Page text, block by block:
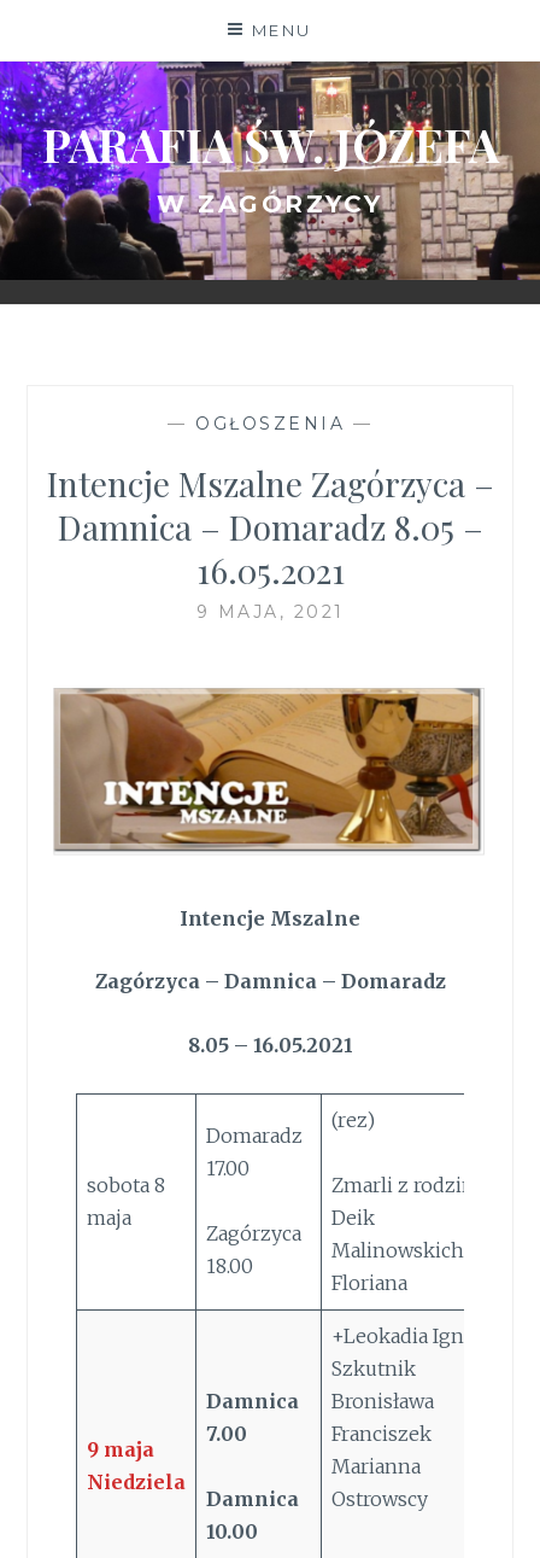
content
MENU
PARAFIA ŚW. JÓZEFA
W ZAGÓRZYCY
— OGŁOSZENIA —
Intencje Mszalne Zagórzyca –
Damnica – Domaradz 8.05 –
16.05.2021
9 MAJA, 2021
Intencje Mszalne
Zagórzyca – Damnica – Domaradz
8.05 – 16.05.2021
sobota 8
maja
Domaradz
17.00
Zagórzyca
18.00
(rez)
Zmarli z rodzin
Deik
Malinowskich i
Floriana
9 maja
Niedziela
Damnica
7.00
Damnica
10.00
+Leokadia Ignacy
Szkutnik
Bronisława
Franciszek
Marianna
Ostrowscy